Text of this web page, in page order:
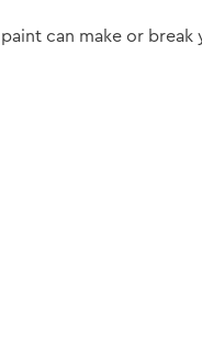
can make or break